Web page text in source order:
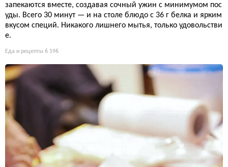
запекаются вместе, создавая сочный ужин с минимумом пос
уды. Всего 30 минут — и на столе блюдо с 36 г белка и ярким
вкусом специй. Никакого лишнего мытья, только удовольстви
е.
Еда и рецепты 6 596